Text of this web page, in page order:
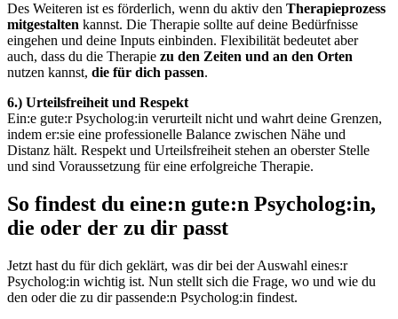
Des Weiteren ist es förderlich, wenn du aktiv den Therapieprozess
mitgestalten kannst. Die Therapie sollte auf deine Bedürfnisse
eingehen und deine Inputs einbinden. Flexibilität bedeutet aber
auch, dass du die Therapie zu den Zeiten und an den Orten
nutzen kannst, die für dich passen.
6.) Urteilsfreiheit und Respekt
Ein:e gute:r Psycholog:in verurteilt nicht und wahrt deine Grenzen,
indem er:sie eine professionelle Balance zwischen Nähe und
Distanz hält. Respekt und Urteilsfreiheit stehen an oberster Stelle
und sind Voraussetzung für eine erfolgreiche Therapie.
So findest du eine:n gute:n Psycholog:in,
die oder der zu dir passt
Jetzt hast du für dich geklärt, was dir bei der Auswahl eines:r
Psycholog:in wichtig ist. Nun stellt sich die Frage, wo und wie du
den oder die zu dir passende:n Psycholog:in findest.